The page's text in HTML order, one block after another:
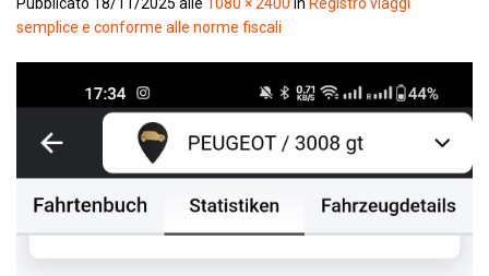
semplice e conforme alle norme fiscali